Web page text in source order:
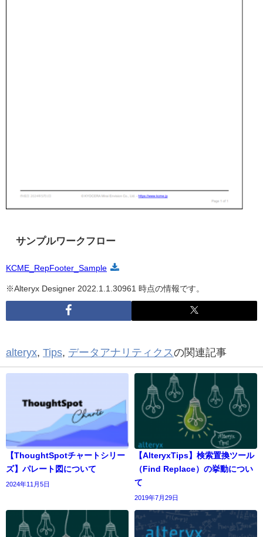
サンプルワークフロー
KCME_RepFooter_Sample
※Alteryx Designer 2022.1.1.30961 時点の情報です。
alteryx, Tips, データアナリティクスの関連記事
【ThoughtSpotチャートシリー
ズ】パレート図について
2024年11月5日
【AlteryxTips】検索置換ツール
（Find Replace）の挙動につい
て
2019年7月29日